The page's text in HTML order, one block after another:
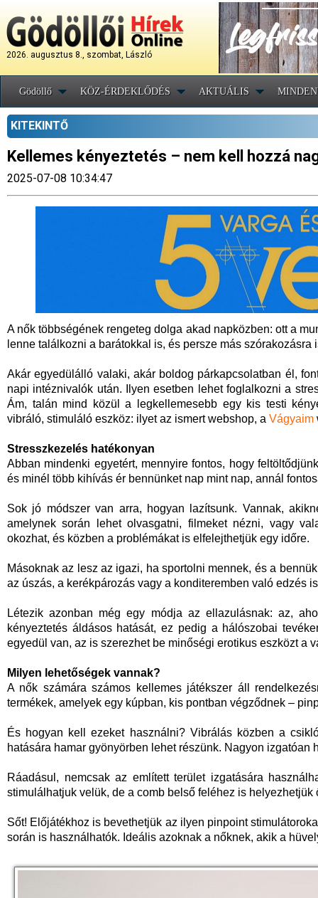
2026. augusztus 8., szombat, László
Gödöllő KÖZ-ÉRDEKLŐDÉS AKTUÁLIS
KITEKINTŐ
Kellemes kényeztetés – nem kell hozzá
2025-07-08 10:34:47
A nők többségének rengeteg dolga akad napközben: ott a
lenne találkozni a barátokkal is, és persze más szórakozásra
Akár egyedülálló valaki, akár boldog párkapcsolatban él,
napi intéznivalók után. Ilyen esetben lehet foglalkozni a
Ám, talán mind közül a legkellemesebb egy kis testi
vibráló, stimuláló eszköz: ilyet az ismert webshop, a Vágyaim
Stresszkezelés hatékonyan
Abban mindenki egyetért, mennyire fontos, hogy
és minél több kihívás ér bennünket nap mint nap, annál
Sok jó módszer van arra, hogyan lazítsunk. Vannak,
amelynek során lehet olvasgatni, filmeket nézni, vagy
okozhat, és közben a problémákat is elfelejthetjük egy időre.
Másoknak az lesz az igazi, ha sportolni mennek, és a
az úszás, a kerékpározás vagy a konditeremben való edzés
Létezik azonban még egy módja az ellazulásnak: az,
kényeztetés áldásos hatását, ez pedig a hálószobai
egyedül van, az is szerezhet be minőségi erotikus eszközt a
Milyen lehetőségek vannak?
A nők számára számos kellemes játékszer áll
termékek, amelyek egy kúpban, kis pontban végződnek –
És hogyan kell ezeket használni? Vibrálás közben a
hatására hamar gyönyörben lehet részünk. Nagyon izgatóan
Ráadásul, nemcsak az említett terület izgatására
stimulálhatjuk velük, de a comb belső feléhez is
Sőt! Előjátékhoz is bevethetjük az ilyen pinpoint
során is használhatók. Ideális azoknak a nőknek, akik a